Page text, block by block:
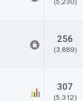
(5,230)
256
(3,889)
307
(5,312)